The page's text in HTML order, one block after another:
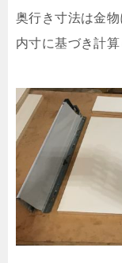
奥行き寸法は金
内寸に基づき計算